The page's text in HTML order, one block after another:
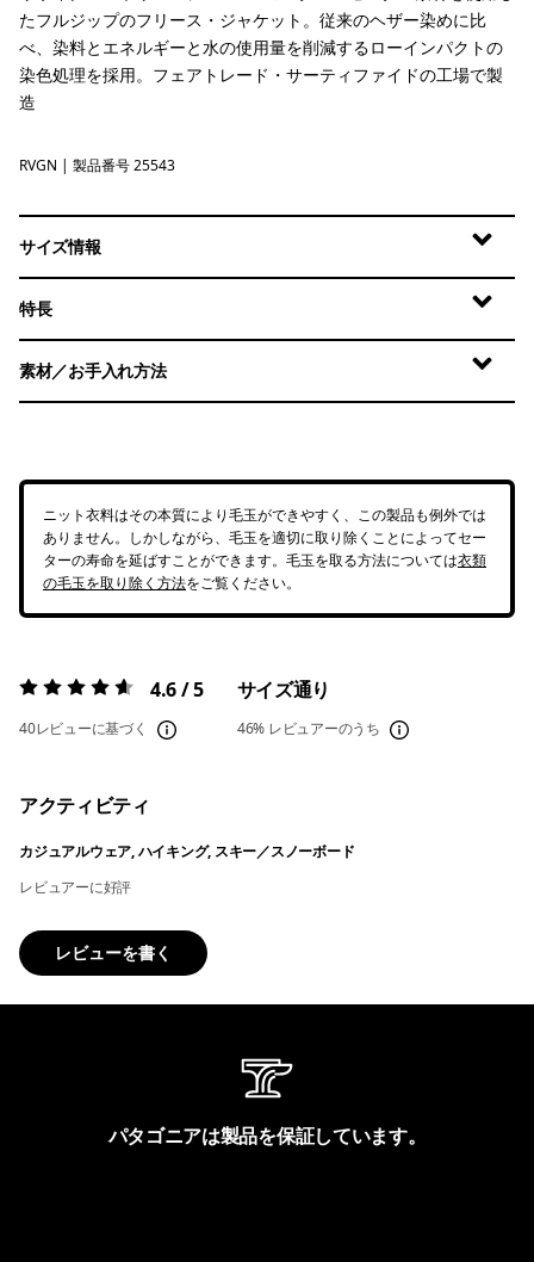
たフルジップのフリース・ジャケット。従来のヘザー染めに比
べ、染料とエネルギーと水の使用量を削減するローインパクトの
染色処理を採用。フェアトレード・サーティファイドの工場で製
造
River Rock Green
RVGN | 製品番号 25543
サイズ情報
特長
素材／お手入れ方法
ニット衣料はその本質により毛玉ができやすく、この製品も例外では
ありません。しかしながら、毛玉を適切に取り除くことによってセー
ターの寿命を延ばすことができます。毛玉を取る方法については衣類
の毛玉を取り除く方法をご覧ください。
評価:4.6 / 5 4.6 / 5
40レビューに基づく
サイズ通り
46% レビュアーのうち
アクティビティ
カジュアルウェア, ハイキング, スキー／スノーボード
レビュアーに好評
レビューを書く
パタゴニアは製品を保証しています。